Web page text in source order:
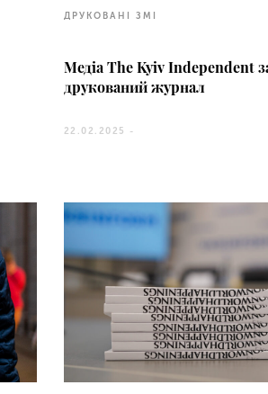
ДРУКОВАНІ ЗМІ
Медіа The Kyiv Independent
друкований журнал
22.02.2025 -